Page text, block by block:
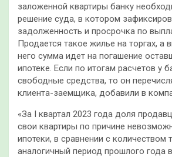
заложенной квартиры банку
решение суда, в котором
задолженность и просрочка по
Продается такое жилье на торгах, а
него сумма идет на погашение
ипотеке. Если по итогам расчетов у
свободные средства, то он
клиента-заемщика, добавили в
«За I квартал 2023 года доля
свои квартиры по причине
ипотеки, в сравнении с количеством
аналогичный период прошлого года